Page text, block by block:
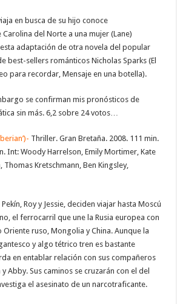
en busca de su hijo conoce
del Norte a una mujer (Lane)
adaptación de otra novela del popular
best-sellers románticos Nicholas Sparks (El
para recordar, Mensaje en una botella).
se confirman mis pronósticos de
sin más. 6,2 sobre 24 votos…
Thriller. Gran Bretaña. 2008. 111 min.
Int: Woody Harrelson, Emily Mortimer, Kate
Kretschmann, Ben Kingsley,
Roy y Jessie, deciden viajar hasta Moscú
el ferrocarril que une la Rusia europea con
Oriente ruso, Mongolia y China. Aunque la
y algo tétrico tren es bastante
en entablar relación con sus compañeros
Abby. Sus caminos se cruzarán con el del
el asesinato de un narcotraficante.